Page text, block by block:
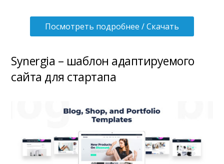
Посмотреть подробнее / Скачать
Synergia – шаблон адаптируемого
сайта для стартапа